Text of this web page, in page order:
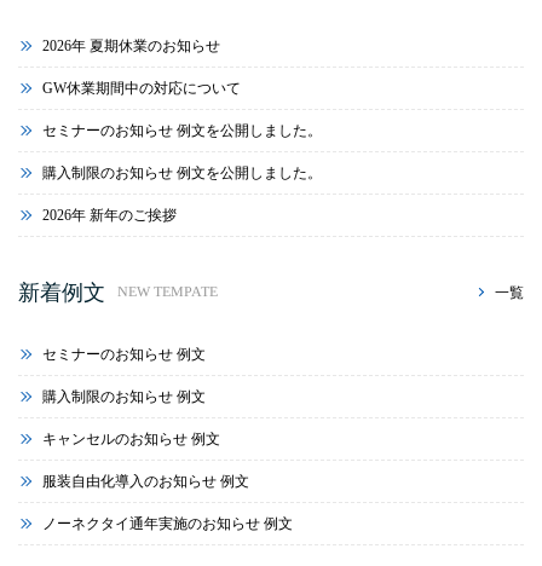
2026年 夏期休業のお知らせ
GW休業期間中の対応について
セミナーのお知らせ 例文を公開しました。
購入制限のお知らせ 例文を公開しました。
2026年 新年のご挨拶
新着例文 NEW TEMPATE 一覧
セミナーのお知らせ 例文
購入制限のお知らせ 例文
キャンセルのお知らせ 例文
服装自由化導入のお知らせ 例文
ノーネクタイ通年実施のお知らせ 例文